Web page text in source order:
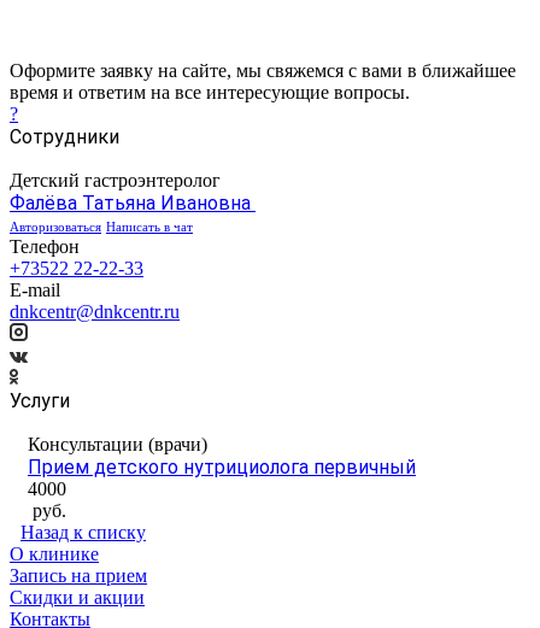
Оформите заявку на сайте, мы свяжемся с вами в ближайшее
время и ответим на все интересующие вопросы.
?
Сотрудники
Детский гастроэнтеролог
Фалёва Татьяна Ивановна
Авторизоваться Написать в чат
Телефон
+73522 22-22-33
E-mail
dnkcentr@dnkcentr.ru
Услуги
Консультации (врачи)
Прием детского нутрициолога первичный
4000
руб.
Назад к списку
О клинике
Запись на прием
Скидки и акции
Контакты